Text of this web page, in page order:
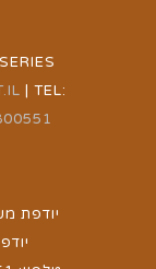
| TEL:
יודפת